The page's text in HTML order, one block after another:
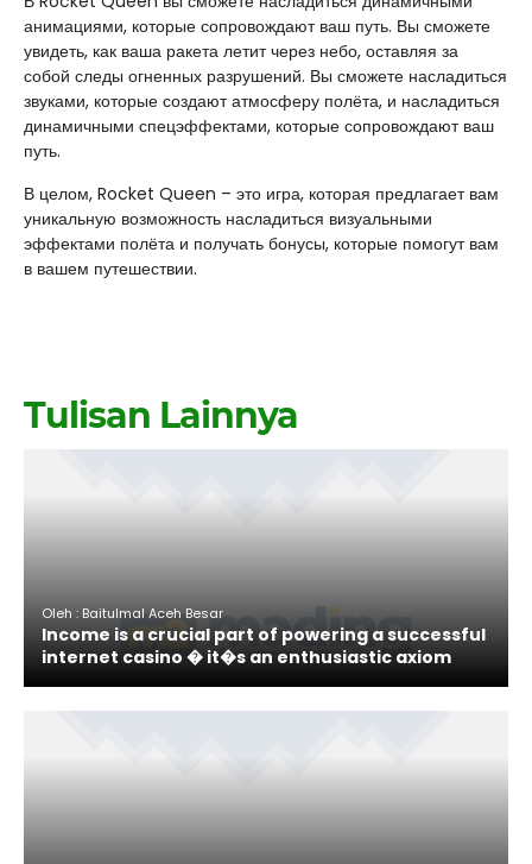
анимациями, которые сопровождают ваш путь. Вы сможете
увидеть, как ваша ракета летит через небо, оставляя за
собой следы огненных разрушений. Вы сможете насладиться
звуками, которые создают атмосферу полёта, и насладиться
динамичными спецэффектами, которые сопровождают ваш
путь.
В целом, Rocket Queen – это игра, которая предлагает вам
уникальную возможность насладиться визуальными
эффектами полёта и получать бонусы, которые помогут вам
в вашем путешествии.
Tulisan Lainnya
Oleh : Baitulmal Aceh Besar
Income is a crucial part of powering a successful
internet casino � it�s an enthusiastic axiom